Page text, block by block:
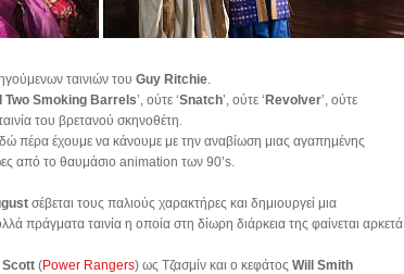
ταινιών του Guy Ritchie
Two Smoking Barrels’, ούτε ‘Snatch’, ούτε ‘Revolver’, ούτε
του βρετανού σκηνοθέτη.
πέρα έχουμε να κάνουμε με την αναβίωση μιας αγαπημένης
από το θαυμάσιο animation των 90’s.
σέβεται τους παλιούς χαρακτήρες και δημιουργεί μια
πράγματα ταινία η οποία στη δίωρη διάρκεια της φαίνεται αρκετά
Scott (Power Rangers) ως Τζασμίν και ο κεφάτος Will Smith